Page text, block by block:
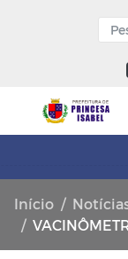
Início